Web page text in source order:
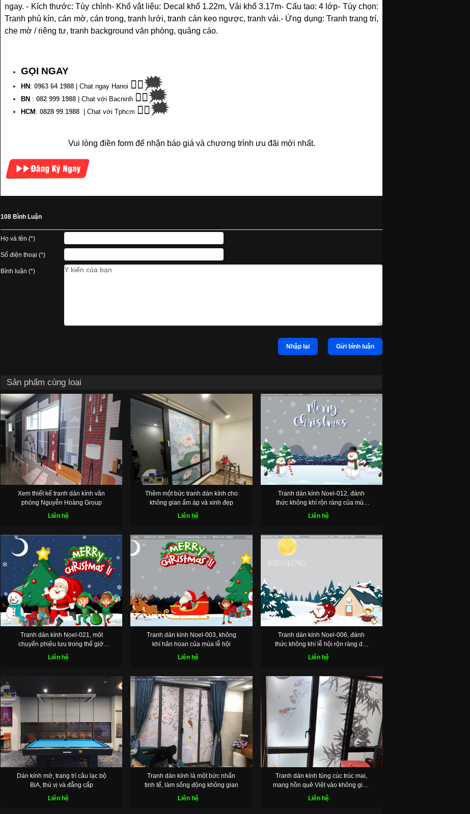
NHẬN ƯU ĐÃI
✕
ngay. - Kích thước: Tùy chỉnh- Khổ vật liệu: Decal khổ 1.22m, Vải khổ 3.17m- Cấu tạo: 4 lớp- Tùy chọn:
Tranh phủ kín, cán mờ, cán trong, tranh lưới, tranh cán keo ngược, tranh vải.- Ứng dụng: Tranh trang trí,
che mờ / riêng tư, tranh background văn phòng, quảng cáo.
GỌI NGAY
HN : 0963 64 1988 | Chat ngay Hanoi 👉🏽🗯
BN : 082 999 1988 | Chat với Bacninh 👉🏽🗯
HCM : 0828 99 1988 Chat với Tphcm 👉🏽🗯
Vui lòng điền form để nhận báo giá và chương trình ưu đãi mới nhất.
108 Bình Luận
Họ và tên (*)
Số điện thoại (*)
Bình luận (*)
Nhập lại Gửi bình luận
Sản phẩm cùng loại
Xem thiết kế tranh dán kính văn
phòng Nguyễn Hoàng Group
Liên hệ
Thêm một bức tranh dán kính cho
không gian ấm áp và xinh đẹp
Liên hệ
Tranh dán kính Noel-012, đánh
thức không khí rộn ràng của mùa
lễ hội
Liên hệ
Tranh dán kính Noel-021, một
chuyến phiêu lưu trong thế giới
đầy màu sắc
Liên hệ
Tranh dán kính Noel-003, không
khí hân hoan của mùa lễ hội
Liên hệ
Tranh dán kính Noel-006, đánh
thức không khí lễ hội rộn ràng dịp
cuối năm
Liên hệ
Dán kính mờ, trang trí câu lạc bộ
BiA, thú vị và đẳng cấp
Liên hệ
Tranh dán kính là một bức nhấn
tinh tế, làm sống động không gian
Liên hệ
Tranh dán kính tùng cúc trúc mai,
mang hồn quê Việt vào không gian
sống
Liên hệ